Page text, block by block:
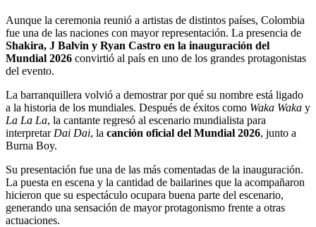
Aunque la ceremonia reunió a artistas de distintos países, Colombia
fue una de las naciones con mayor representación. La presencia de
Shakira, J Balvin y Ryan Castro en la inauguración del
Mundial 2026 convirtió al país en uno de los grandes protagonistas
del evento.
La barranquillera volvió a demostrar por qué su nombre está ligado
a la historia de los mundiales. Después de éxitos como Waka Waka y
La La La, la cantante regresó al escenario mundialista para
interpretar Dai Dai, la canción oficial del Mundial 2026, junto a
Burna Boy.
Su presentación fue una de las más comentadas de la inauguración.
La puesta en escena y la cantidad de bailarines que la acompañaron
hicieron que su espectáculo ocupara buena parte del escenario,
generando una sensación de mayor protagonismo frente a otras
actuaciones.